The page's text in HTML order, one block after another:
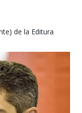
de la Editura